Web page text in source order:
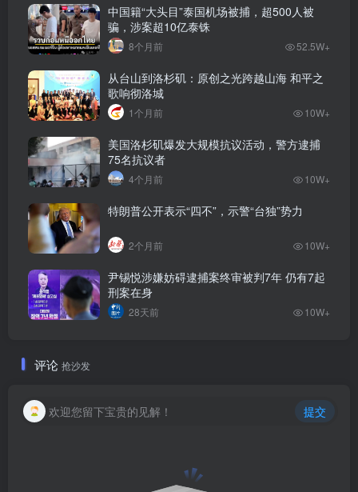
中国籍“大头目”泰国机场被捕，超500人被
骗，涉案超10亿泰铢
8个月前 52.5W+
从台山到洛杉矶：原创之光跨越山海 和平之
歌响彻洛城
1个月前 10W+
美国洛杉矶爆发大规模抗议活动，警方逮捕
75名抗议者
4个月前 10W+
特朗普公开表示“四不”，示警“台独”势力
2个月前 10W+
尹锡悦涉嫌妨碍逮捕案终审被判7年 仍有7起
刑案在身
28天前 10W+
评论 抢沙发
欢迎您留下宝贵的见解！ 提交